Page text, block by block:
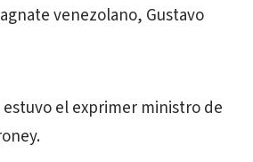
venezolano, Gustavo
el exprimer ministro de